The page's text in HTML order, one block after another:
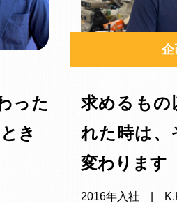
った
き
企
求めるもの
れた時は、
変わります
2016年入社 |